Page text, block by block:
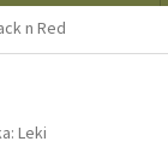
n Red
Leki